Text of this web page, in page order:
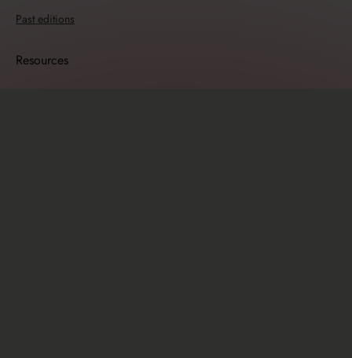
Past editions
Resources